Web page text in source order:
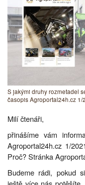
S jakými druhy rozmetadel
časopis Agroportal24h.cz 1/
Milí čtenáři,
přinášíme vám
Agroportal24h.cz 1/
Proč? Stránka
Budeme rádi, pokud